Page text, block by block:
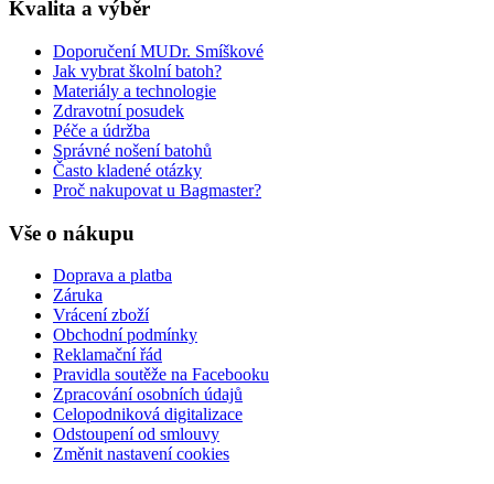
Kvalita a výběr
Doporučení MUDr. Smíškové
Jak vybrat školní batoh?
Materiály a technologie
Zdravotní posudek
Péče a údržba
Správné nošení batohů
Často kladené otázky
Proč nakupovat u Bagmaster?
Vše o nákupu
Doprava a platba
Záruka
Vrácení zboží
Obchodní podmínky
Reklamační řád
Pravidla soutěže na Facebooku
Zpracování osobních údajů
Celopodniková digitalizace
Odstoupení od smlouvy
Změnit nastavení cookies